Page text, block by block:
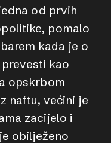
od prvih
pomalo
kada je o
kao
opskrbom
naftu, većini je
zacijelo i
obilježeno